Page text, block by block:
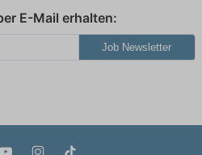
E-Mail erhalten:
Job Newsletter